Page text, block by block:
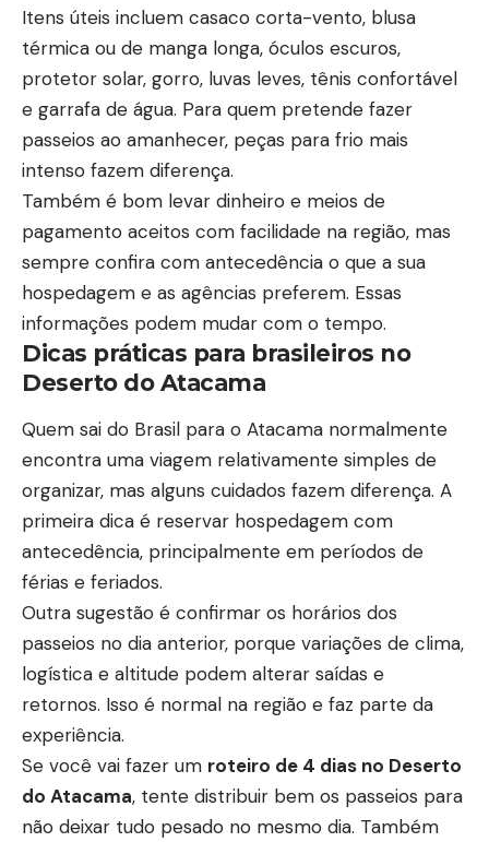
Itens úteis incluem casaco corta-vento, blusa
térmica ou de manga longa, óculos escuros,
protetor solar, gorro, luvas leves, tênis confortável
e garrafa de água. Para quem pretende fazer
passeios ao amanhecer, peças para frio mais
intenso fazem diferença.
Também é bom levar dinheiro e meios de
pagamento aceitos com facilidade na região, mas
sempre confira com antecedência o que a sua
hospedagem e as agências preferem. Essas
informações podem mudar com o tempo.
Dicas práticas para brasileiros no
Deserto do Atacama
Quem sai do Brasil para o Atacama normalmente
encontra uma viagem relativamente simples de
organizar, mas alguns cuidados fazem diferença. A
primeira dica é reservar hospedagem com
antecedência, principalmente em períodos de
férias e feriados.
Outra sugestão é confirmar os horários dos
passeios no dia anterior, porque variações de clima,
logística e altitude podem alterar saídas e
retornos. Isso é normal na região e faz parte da
experiência.
Se você vai fazer um roteiro de 4 dias no Deserto
do Atacama, tente distribuir bem os passeios para
não deixar tudo pesado no mesmo dia. Também